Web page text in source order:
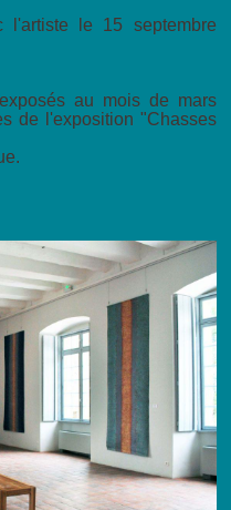
l'artiste le 15 septembre
au mois de mars
de l'exposition "Chasses